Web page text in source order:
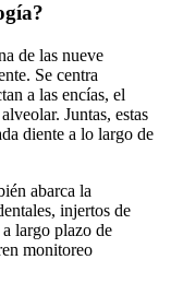
de las nueve
Se centra
a las encías, el
Juntas, estas
diente a lo largo de
abarca la
injertos de
largo plazo de
monitoreo